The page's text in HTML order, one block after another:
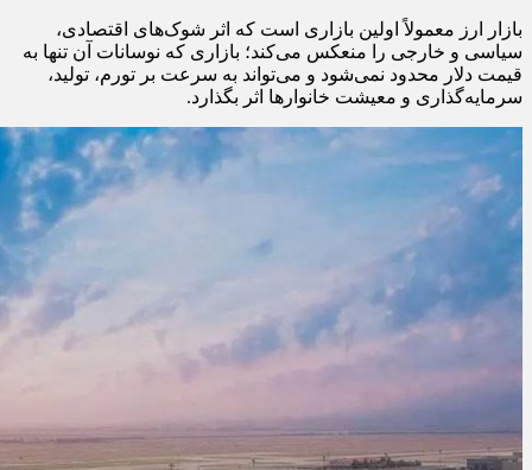
بازار ارز معمولاً اولین بازاری است که اثر شوک‌های اقتصادی،
سیاسی و خارجی را منعکس می‌کند؛ بازاری که نوسانات آن تنها به
قیمت دلار محدود نمی‌شود و می‌تواند به سرعت بر تورم، تولید،
سرمایه‌گذاری و معیشت خانوارها اثر بگذارد.